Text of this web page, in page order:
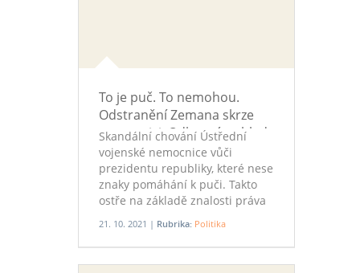
prezidenta Bidena, že největší
souboj dneška je mezi
demokraciemi a autokraciemi. A
nabádal k opatrnosti v
mezinárodních vztazích: „A pak
se ptáme - Jak může někdo začít
válku? No, čtyři z posledních
pěti přišly od Spojených států. A
rozšíření NATO také.
Potřebujeme nějakou rovnováhu
a opatrnost, to je moje pointa.“
To je puč. To nemohou.
Odstranění Zemana skrze
nemocnici: Odborný pohled
Skandální chování Ústřední
vojenské nemocnice vůči
prezidentu republiky, které nese
znaky pomáhání k puči. Takto
ostře na základě znalosti práva
a Ústavy ČR hovoří ústavní
právník Zdeněk Koudelka o
aktuálním dění. Připomíná i
prezidenta Havla a to, co bylo
21. 10. 2021 | Rubrika: Politika